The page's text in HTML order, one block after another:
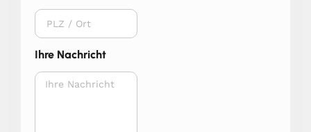
Ihre Nachricht